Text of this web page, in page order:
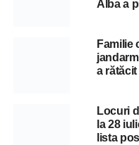
Alba a
Familie
a
Locuri
la 28
lista